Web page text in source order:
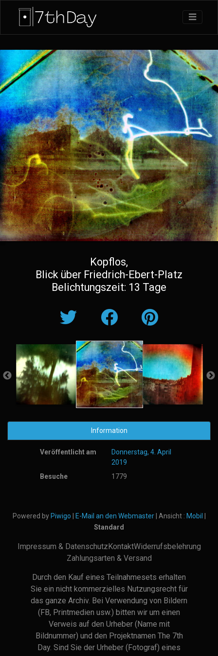
Kopflos,
Blick über Friedrich-Ebert-Platz
Belichtungszeit: 13 Tage
Information
Veröffentlicht am
Donnerstag, 4. April
2019
Besuche
1779
Powered by Piwigo E-Mail an den Webmaster| Ansicht : Mobil
Standard
Impressum & DatenschutzKontaktWiderrufsbelehrung
Zahlungsarten & Versand
Durch den Kauf eines Teilnahmesets erhalten
Sie ein nicht kommerzielles Nutzungsrecht für
das ganze Archiv. Bei Verwendung von Bildern
(FB, Printmedien usw.) bitten wir um einen
Verweis auf den Urheber (Name mit
Bildnummer) und den Projektnamen The 7th
Day. Sind Sie der Urheber (Fotograf) eines